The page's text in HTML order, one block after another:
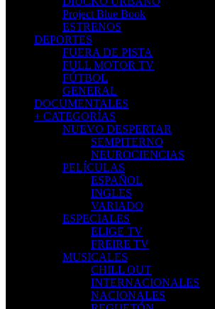
Project Blue Book
ESTRENOS
DEPORTES
FUERA DE PISTA
FULL MOTOR TV
FÚTBOL
GENERAL
DOCUMENTALES
+ CATEGORÍAS
NUEVO DESPERTAR
SEMPITERNO
NEUROCIENCIAS
PELÍCULAS
ESPAÑOL
INGLES
VARIADO
ESPECIALES
ELIGE TV
FREIRE TV
MUSICALES
CHILL OUT
INTERNACIONALES
NACIONALES